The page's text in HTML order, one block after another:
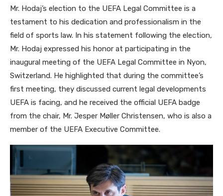
Mr. Hodaj’s election to the UEFA Legal Committee is a
testament to his dedication and professionalism in the
field of sports law. In his statement following the election,
Mr. Hodaj expressed his honor at participating in the
inaugural meeting of the UEFA Legal Committee in Nyon,
Switzerland. He highlighted that during the committee’s
first meeting, they discussed current legal developments
UEFA is facing, and he received the official UEFA badge
from the chair, Mr. Jesper Møller Christensen, who is also a
member of the UEFA Executive Committee.